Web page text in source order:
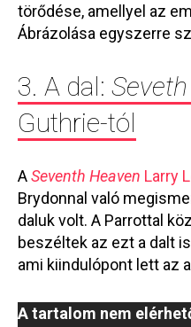
törődése, amellyel az
Ábrázolása egyszerre
3. A dal:
Guthrie-tól
ASeventh Heaven Larry
Brydonnal való
daluk volt. A Parrottal
beszéltek az ezt a dalt
ami kiindulópont lett az
A tartalom nem